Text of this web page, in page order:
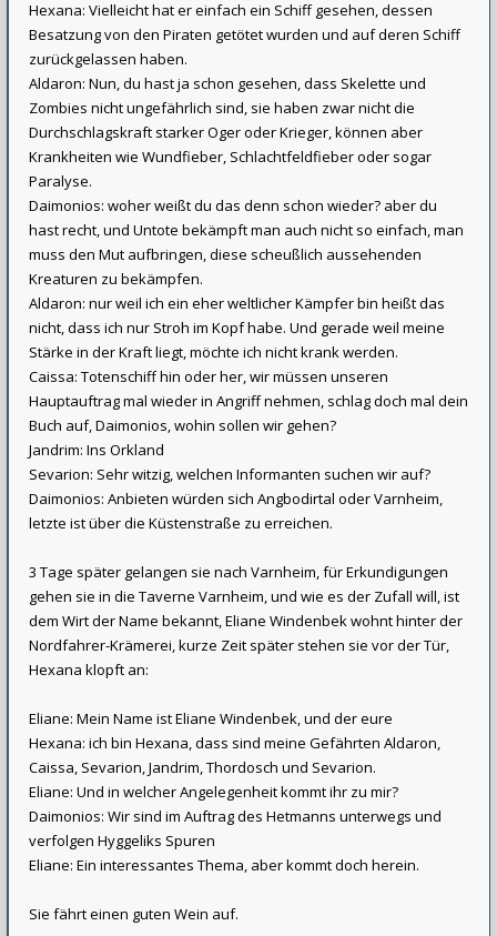
Hexana: Vielleicht hat er einfach ein Schiff gesehen, dessen
Besatzung von den Piraten getötet wurden und auf deren Schiff
zurückgelassen haben.
Aldaron: Nun, du hast ja schon gesehen, dass Skelette und
Zombies nicht ungefährlich sind, sie haben zwar nicht die
Durchschlagskraft starker Oger oder Krieger, können aber
Krankheiten wie Wundfieber, Schlachtfeldfieber oder sogar
Paralyse.
Daimonios: woher weißt du das denn schon wieder? aber du
hast recht, und Untote bekämpft man auch nicht so einfach, man
muss den Mut aufbringen, diese scheußlich aussehenden
Kreaturen zu bekämpfen.
Aldaron: nur weil ich ein eher weltlicher Kämpfer bin heißt das
nicht, dass ich nur Stroh im Kopf habe. Und gerade weil meine
Stärke in der Kraft liegt, möchte ich nicht krank werden.
Caissa: Totenschiff hin oder her, wir müssen unseren
Hauptauftrag mal wieder in Angriff nehmen, schlag doch mal dein
Buch auf, Daimonios, wohin sollen wir gehen?
Jandrim: Ins Orkland
Sevarion: Sehr witzig, welchen Informanten suchen wir auf?
Daimonios: Anbieten würden sich Angbodirtal oder Varnheim,
letzte ist über die Küstenstraße zu erreichen.
3 Tage später gelangen sie nach Varnheim, für Erkundigungen
gehen sie in die Taverne Varnheim, und wie es der Zufall will, ist
dem Wirt der Name bekannt, Eliane Windenbek wohnt hinter der
Nordfahrer-Krämerei, kurze Zeit später stehen sie vor der Tür,
Hexana klopft an:
Eliane: Mein Name ist Eliane Windenbek, und der eure
Hexana: ich bin Hexana, dass sind meine Gefährten Aldaron,
Caissa, Sevarion, Jandrim, Thordosch und Sevarion.
Eliane: Und in welcher Angelegenheit kommt ihr zu mir?
Daimonios: Wir sind im Auftrag des Hetmanns unterwegs und
verfolgen Hyggeliks Spuren
Eliane: Ein interessantes Thema, aber kommt doch herein.
Sie fährt einen guten Wein auf.